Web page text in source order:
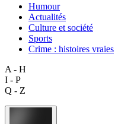
Humour
Actualités
Culture et société
Sports
Crime : histoires vraies
A - H
I - P
Q - Z